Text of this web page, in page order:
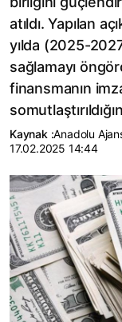
atıldı. Yapılan
yılda (2025-
sağlamayı
finansmanın
Kaynak :Anadolu
17.02.2025 14:44